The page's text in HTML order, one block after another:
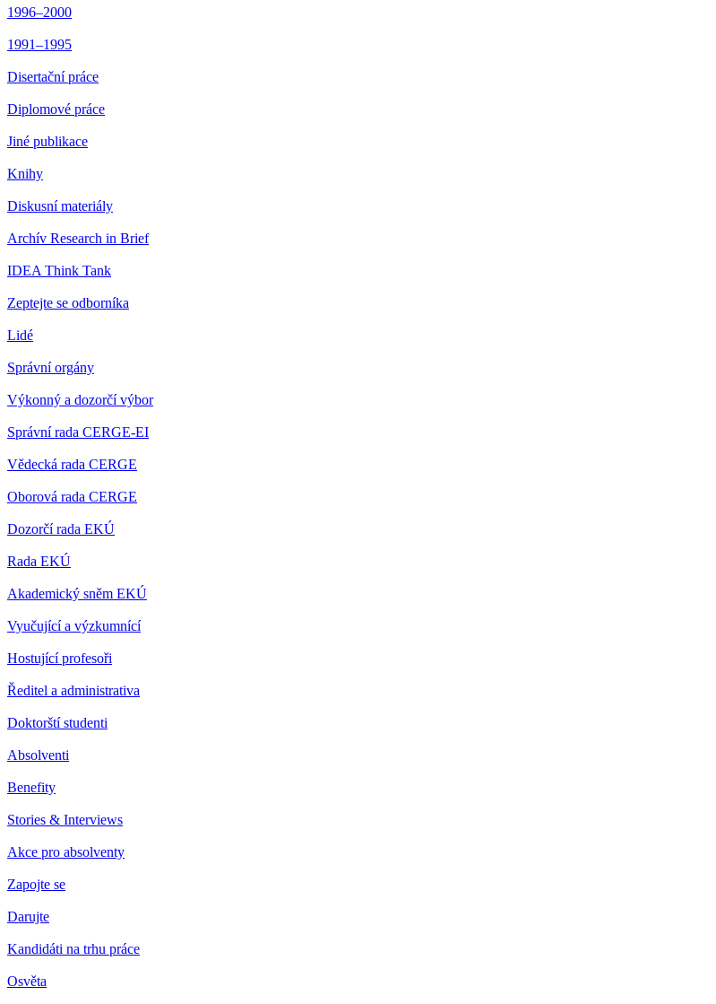
1996–2000
1991–1995
Disertační práce
Diplomové práce
Jiné publikace
Knihy
Diskusní materiály
Archív Research in Brief
IDEA Think Tank
Zeptejte se odborníka
Lidé
Správní orgány
Výkonný a dozorčí výbor
Správní rada CERGE-EI
Vědecká rada CERGE
Oborová rada CERGE
Dozorčí rada EKÚ
Rada EKÚ
Akademický sněm EKÚ
Vyučující a výzkumnící
Hostující profesoři
Ředitel a administrativa
Doktorští studenti
Absolventi
Benefity
Stories & Interviews
Akce pro absolventy
Zapojte se
Darujte
Kandidáti na trhu práce
Osvěta